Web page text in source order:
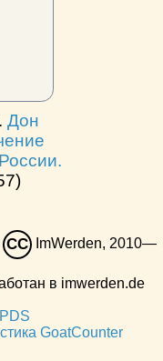
Дон
CC
ImWerden, 2010—
в imwerden.de
GoatCounter